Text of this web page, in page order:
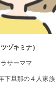
ヅキミナ）
サーママ
下旦那の４人家族